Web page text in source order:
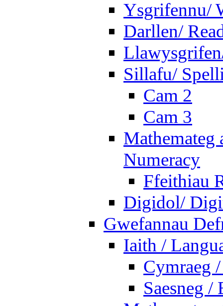
Ysgrifennu/
Darllen/
Sillafu/
Cam 2
Cam 3
Mathemateg
Numeracy
Ffeithiau
Digidol/
Gwefannau
Iaith /
Cymraeg
Saesneg /